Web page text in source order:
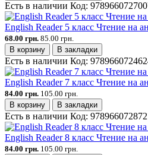
Есть в наличии Код:
English Reader 5 класс Чтение на
68.00 грн. 85.00 грн.
В корзину
В закладки
Есть в наличии Код:
English Reader 7 класс Чтение на
84.00 грн. 105.00 грн.
В корзину
В закладки
Есть в наличии Код:
English Reader 8 класс Чтение на
84.00 грн. 105.00 грн.